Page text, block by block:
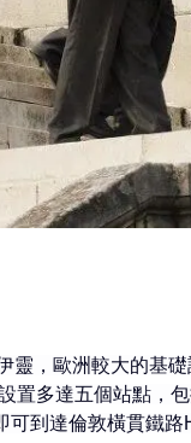
靈，歐洲較大的基
置多達五個站點，
可到達倫敦橫貫鐵